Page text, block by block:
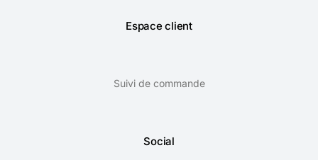
Espace client
Suivi de commande
Social